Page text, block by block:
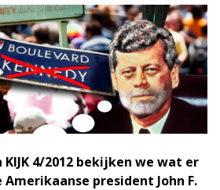
KIJK 4/2012 bekijken we wat er
president John F.